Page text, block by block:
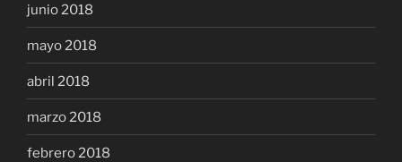
junio 2018
mayo 2018
abril 2018
marzo 2018
febrero 2018